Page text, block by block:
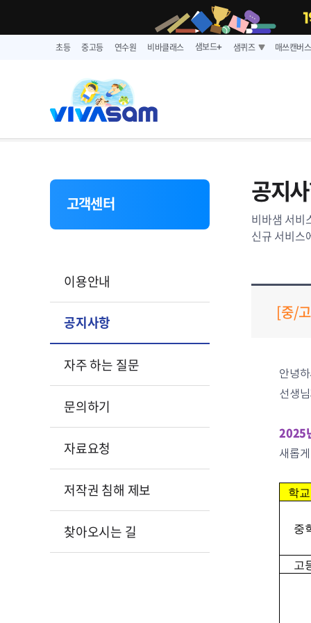
초등 중고등 연수원 비바클래스 샘보드➕ 샘퀴즈 매쓰캔버스
고객센터
이용안내
공지사항
자주 하는 질문
문의하기
자료요청
저작권 침해 제보
찾아오시는 길
공지
비바샘 서비
신규 서비스
[중/
안녕
선생
2025
새롭
학
중
고